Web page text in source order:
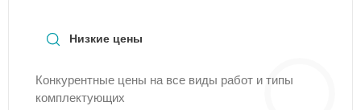
Низкие цены
Конкурентные цены на все виды работ и типы
комплектующих